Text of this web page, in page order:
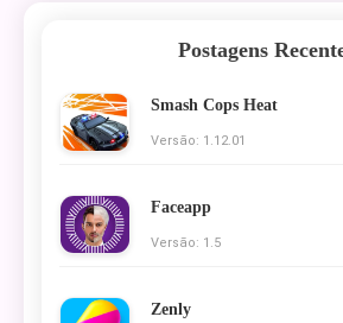
Postagens
Smash Cops Heat
Versão: 1.12.01
Faceapp
Versão: 1.5
Zenly